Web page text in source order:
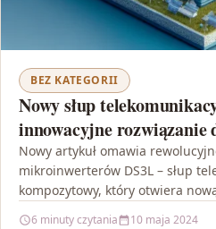
BEZ KATEGORII
Nowy słup
innowacyjne
DS3L
Nowy artykuł omawia
mikroinwerterów DS3L – słup
kompozytowy, który otwiera
6 minuty czytania 10 maja 2024